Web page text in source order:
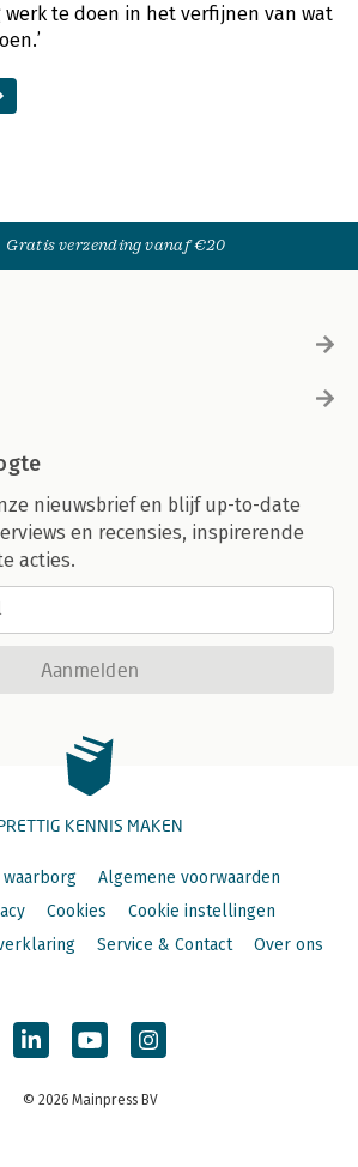
werk te doen in het verfijnen van wat
Gratis verzending vanaf €20
nieuwsbrief en blijf up-to-date
en recensies, inspirerende
acties.
Aanmelden
KENNIS MAKEN
Algemene voorwaarden
Cookies
Cookie instellingen
Service & Contact Over ons
© 2026 Mainpress BV